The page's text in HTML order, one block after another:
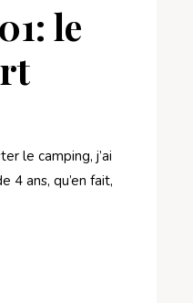
le
le camping, j’ai
4 ans, qu’en fait,